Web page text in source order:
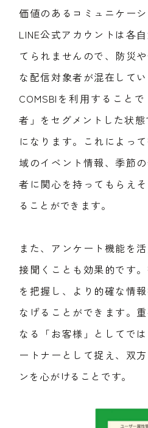
価値のあるコミュニケー
LINE公式アカウントは各
てられませんので、防災
な配信対象者が混在して
COMSBIを利⽤すること
者」をセグメントした状
になります。これによっ
域のイベント情報、季節
者に関心を持ってもらえ
ることができます。
また、アンケート機能を
接聞くことも効果的です
を把握し、より的確な情
なげることができます。
なる「お客様」としてで
ートナーとして捉え、双
ンを心がけることです。